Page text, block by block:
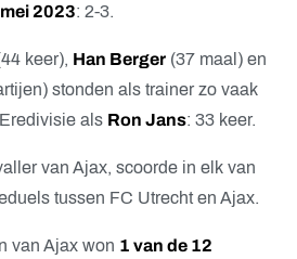
2023: 2-3.
keer), Han Berger (37 maal) en
stonden als trainer zo vaak
als Ron Jans: 33 keer.
van Ajax, scoorde in elk van
tussen FC Utrecht en Ajax.
van Ajax won 1 van de 12